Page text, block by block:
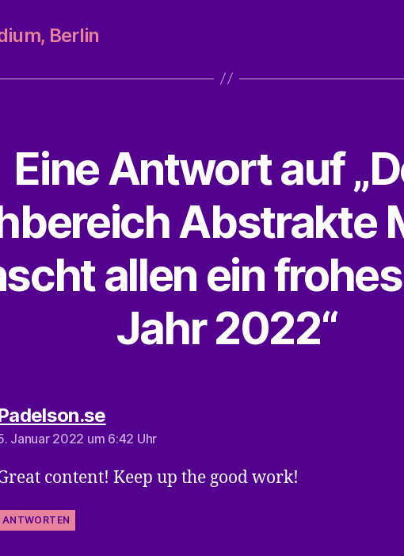
Berlin
Eine Antwort auf
Abstrakte
allen ein
Jahr 2022“
sagt:
Januar 2022 um 6:42 Uhr
content! Keep up the good work!
ANTWORTEN